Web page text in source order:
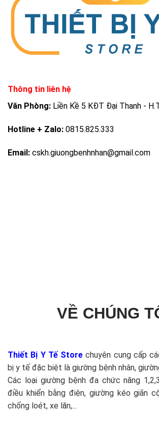
Thông tin liên hệ
Văn Phòng: Liền Kề 5 KĐT Đại Thanh -
Hotline + Zalo: 0815.825.333
Email: cskh.giuongbenhnhan@gmail.com
VỀ CHÚNG
Thiết Bị Y Tế Store chuyên cung cấp
bị y tế đặc biệt là giường bệnh nhân,
Các loại giường bệnh đa chức năng
điều khiển bằng điện, giường kéo giãn
chống loét, xe lăn,...